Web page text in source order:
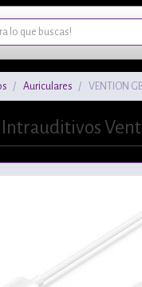
Auriculares VENTION